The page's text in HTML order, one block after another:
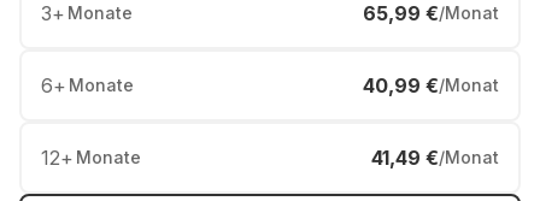
3+ Monate 65,99 €/Monat
6+ Monate 40,99 €/Monat
12+ Monate 41,49 €/Monat